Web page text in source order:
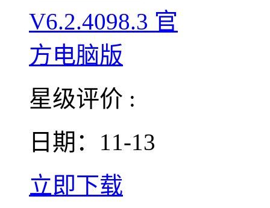
星级评价 :
日期：11-13
立即下载